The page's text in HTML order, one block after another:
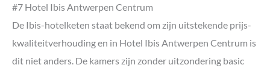
#7 Hotel Ibis Antwerpen Centrum
De Ibis-hotelketen staat bekend om zijn uitstekende prijs-
kwaliteitverhouding en in Hotel Ibis Antwerpen Centrum is
dit niet anders. De kamers zijn zonder uitzondering basic